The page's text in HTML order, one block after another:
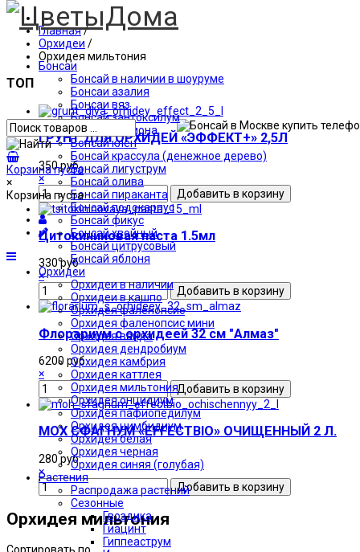
Бонсаи
Бонсай в наличии в шоуруме
Бонсаи азалия
Бонсаи вяз
Бонсай зантоксилум
Бонсай кармона
Бонсай клен
Бонсай крассула (денежное дерево)
Бонсай лигуструм
Бонсай олива
Бонсай пираканта
Бонсай подокарпус
Бонсай фикус
Бонсай хвойный
Бонсай цитрусовый
Бонсай яблоня
Орхидеи
Орхидеи в наличии
Орхидеи в кашпо
Орхидея фаленопсис
Орхидея фаленопсис мини
Орхидея ванда
Орхидея дендробиум
Орхидея камбрия
Орхидея каттлея
Орхидея мильтония
Орхидея онцидиум
Орхидея пафиопедилум
Орхидея цимбидиум
Орхидея белая
Орхидея черная
Орхидея синяя (голубая)
Растения
Распродажа растений
Сезонные
Гвоздика
Гиацинт
Гиппеаструм
Корзина пуста
×
Корзина пуста
Главная/
Орхидеи /
Орхидея мильтония
ТОП
ГРУНТ ДЛЯ ОРХИДЕЙ «ЭФФЕКТ+» 2,5Л
350 руб
×
Цитокининовая паста 1.5мл
330 руб
×
Флорариум с орхидеей 32 см "Алмаз"
6200 руб
×
МОХ СФАГНУМ «EFFECTBIO» ОЧИЩЕННЫЙ 2 Л.
280 руб
×
Орхидея мильтония
Сортировать по